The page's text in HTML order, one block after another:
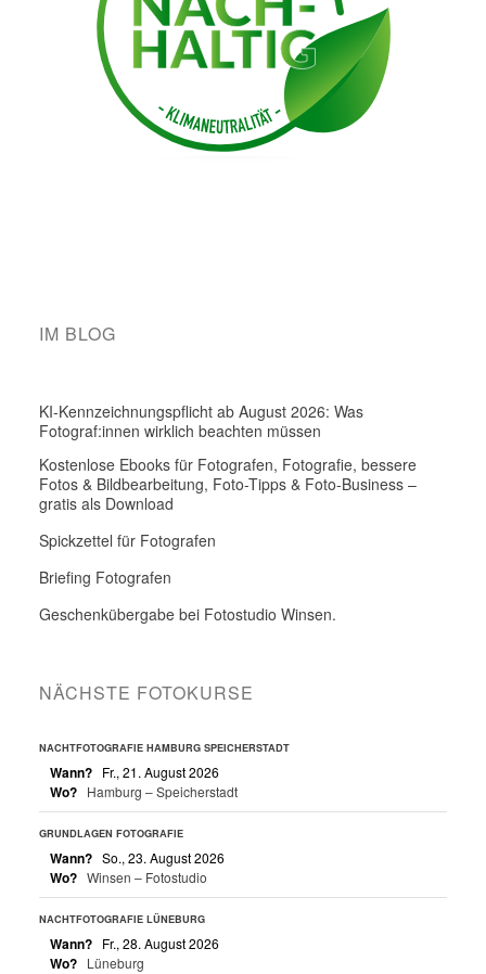
IM BLOG
KI-Kennzeichnungspflicht ab August 2026: Was
Fotograf:innen wirklich beachten müssen
Kostenlose Ebooks für Fotografen, Fotografie, bessere
Fotos & Bildbearbeitung, Foto-Tipps & Foto-Business –
gratis als Download
Spickzettel für Fotografen
Briefing Fotografen
Geschenkübergabe bei Fotostudio Winsen.
NÄCHSTE FOTOKURSE
NACHTFOTOGRAFIE HAMBURG SPEICHERSTADT
Wann? Fr., 21. August 2026
Wo? Hamburg – Speicherstadt
GRUNDLAGEN FOTOGRAFIE
Wann? So., 23. August 2026
Wo? Winsen – Fotostudio
NACHTFOTOGRAFIE LÜNEBURG
Wann? Fr., 28. August 2026
Wo? Lüneburg